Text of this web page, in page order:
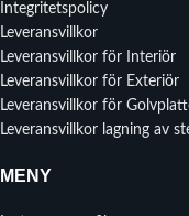
Integritetspolicy
Leveransvillkor
Leveransvillkor för Interiör
Leveransvillkor för Exteriör
Leveransvillkor för
Leveransvillkor lagning av
MENY